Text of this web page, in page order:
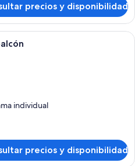
precios y disponibilidad
Una habitación moderna con una
individual
precios y disponibilidad